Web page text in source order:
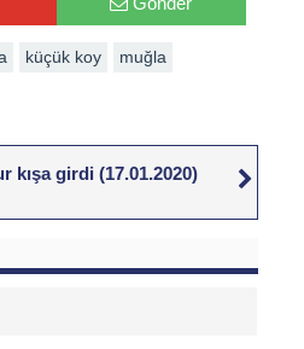
küçük koy
muğla
kışa girdi (17.01.2020)